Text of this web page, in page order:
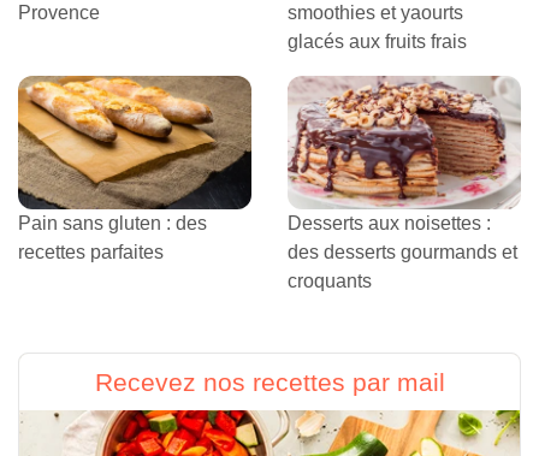
Provence
smoothies et yaourts
glacés aux fruits frais
Pain sans gluten : des
recettes parfaites
Desserts aux noisettes :
des desserts gourmands et
croquants
Recevez nos recettes par mail